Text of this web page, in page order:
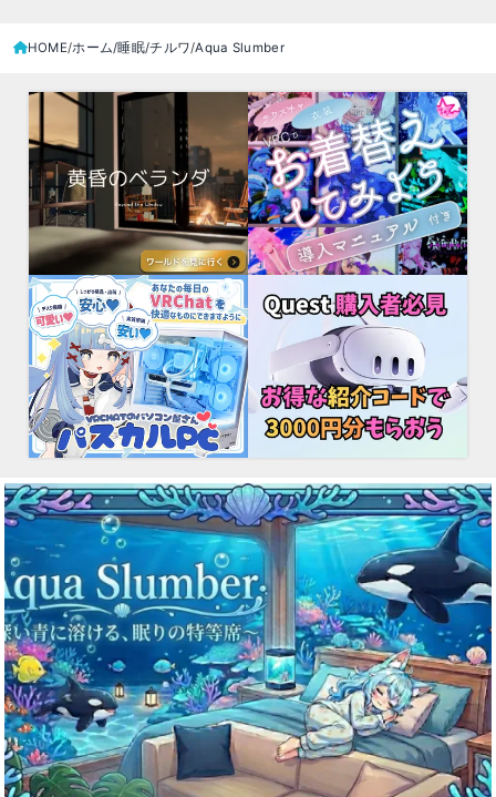
HOME ホーム/睡眠/チルワ Aqua Slumber